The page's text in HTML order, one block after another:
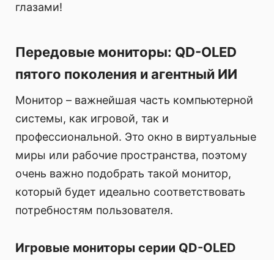
глазами!
Передовые мониторы: QD-OLED
пятого поколения и агентный ИИ
Монитор – важнейшая часть компьютерной
системы, как игровой, так и
профессиональной. Это окно в виртуальные
миры или рабочие пространства, поэтому
очень важно подобрать такой монитор,
который будет идеально соответствовать
потребностям пользователя.
Игровые мониторы серии QD-OLED